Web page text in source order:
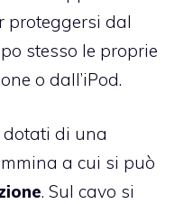
proteggersi dal
stesso le proprie
o dall’iPod.
di una
a cui si può
. Sul cavo si